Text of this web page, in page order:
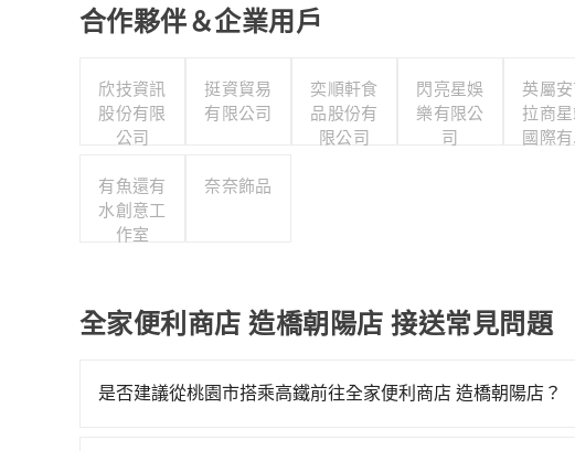
合作夥伴＆企業用戶
欣技資訊
股份有限
公司
挺資貿易
有限公司
奕順軒食
品股份有
限公司
閃亮星娛
樂有限公
司
英屬
拉商
國際有
有魚還有
水創意工
作室
奈奈飾品
全家便利商店 造橋朝陽店 接送常見問題
是否建議從桃園市搭乘高鐵前往全家便利商店 造橋朝陽店？